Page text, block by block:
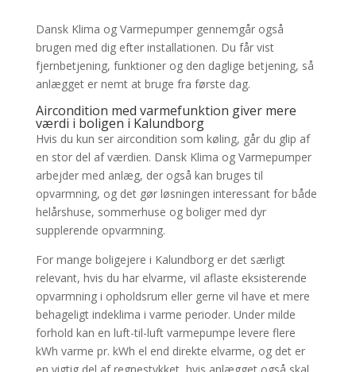
Dansk Klima og Varmepumper gennemgår også
brugen med dig efter installationen. Du får vist
fjernbetjening, funktioner og den daglige betjening, så
anlægget er nemt at bruge fra første dag.
Aircondition med varmefunktion giver mere
værdi i boligen i Kalundborg
Hvis du kun ser aircondition som køling, går du glip af
en stor del af værdien. Dansk Klima og Varmepumper
arbejder med anlæg, der også kan bruges til
opvarmning, og det gør løsningen interessant for både
helårshuse, sommerhuse og boliger med dyr
supplerende opvarmning.
For mange boligejere i Kalundborg er det særligt
relevant, hvis du har elvarme, vil aflaste eksisterende
opvarmning i opholdsrum eller gerne vil have et mere
behageligt indeklima i varme perioder. Under milde
forhold kan en luft-til-luft varmepumpe levere flere
kWh varme pr. kWh el end direkte elvarme, og det er